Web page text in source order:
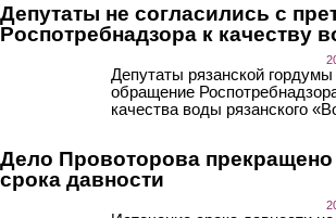
Депутаты не согласились с
Роспотребнадзора к качеству
Депутаты рязанской гордумы
обращение
качества воды рязанского
Дело Провоторова прекращено
срока давности